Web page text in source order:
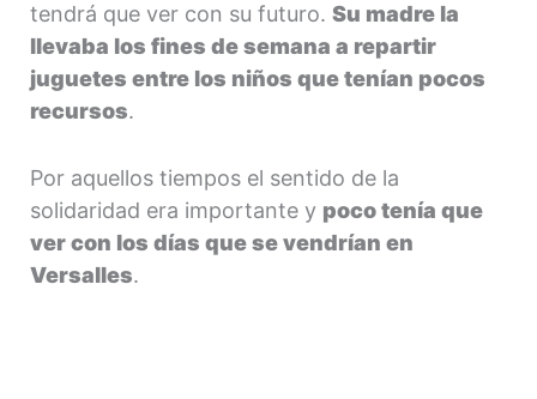
tendrá que ver con su futuro. Su madre la
llevaba los fines de semana a repartir
juguetes entre los niños que tenían pocos
recursos.
Por aquellos tiempos el sentido de la
solidaridad era importante y poco tenía que
ver con los días que se vendrían en
Versalles.